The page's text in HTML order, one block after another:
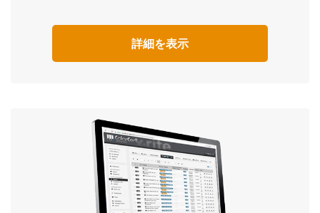
詳細を表示